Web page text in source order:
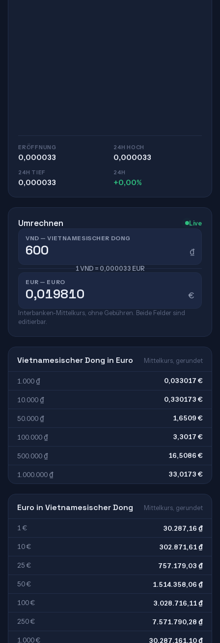
ERÖFFNUNG
0,000033
24H HOCH
0,000033
24H TIEF
0,000033
24H
+0,00%
Umrechnen Live
VND — VIETNAMESISCHER DONG
₫
1 VND = 0,000033 EUR
EUR — EURO
€
Interbanken-Mittelkurs, ohne Gebühren. Beide Felder sind
editierbar.
Vietnamesischer Dong in Euro Mittelkurs, gerundet
1.000 ₫ 0,033017 €
10.000 ₫ 0,330173 €
50.000 ₫ 1,6509 €
100.000 ₫ 3,3017 €
500.000 ₫ 16,5086 €
1.000.000 ₫ 33,0173 €
Euro in Vietnamesischer Dong Mittelkurs, gerundet
1 € 30.287,16 ₫
10 € 302.871,61 ₫
25 € 757.179,03 ₫
50 € 1.514.358,06 ₫
100 € 3.028.716,11 ₫
250 € 7.571.790,28 ₫
1.000 € 30.287.161,10 ₫